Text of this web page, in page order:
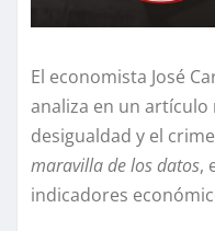
El economista José
analiza en un
desigualdad y el
maravilla de los datos,
indicadores